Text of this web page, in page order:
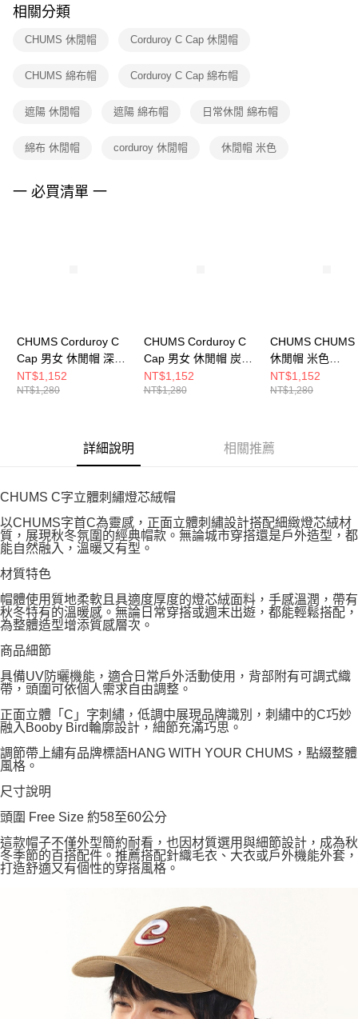
※ 交易是否成功請以「AFTEE先享後付 」之結帳頁面顯示為準，若有關於
是否繳費成功／繳費後需取消欲退款等相關疑問，請聯繫「AFTEE先享後付
客戶支援中心」https://netprotections.freshdesk.com/support/home
１．透過由恩沛科技股份有限公司提供之「AFTEE先享後付」服務完成之交
權轉讓予恩沛科技股份有限公司。
３．未成年的使用者請事先徵得法定代理人或監護人之同意方可使用
４．使用「AFTEE先享後付」時，將依據個別帳號之用戶狀況，依本公司即
相關分類
CHUMS 休閒帽 Corduroy C Cap 休閒帽
CHUMS 綿布帽 Corduroy C Cap 綿布帽
遮陽 休閒帽 遮陽 綿布帽 日常休閒 綿布帽
綿布 休閒帽 corduroy 休閒帽 休閒帽 米色
一 必買清單 一
CHUMS Corduroy C
Cap 男女 休閒帽 深藍
CH051449N001
NT$1,152
NT$1,280
CHUMS Corduroy C
Cap 男女 休閒帽 炭黑
色 CH051449G004
NT$1,152
NT$1,280
CHUMS CHUMS
休閒帽 米色
CH051464B001
NT$1,152
NT$1,280
詳細說明 相關推薦
CHUMS C字立體刺繡燈芯絨帽
以CHUMS字首C為靈感，正面立體刺繡設計搭配細緻燈芯絨材
質，展現秋冬氛圍的經典帽款。無論城市穿搭還是戶外造型，都
能自然融入，溫暖又有型。
材質特色
帽體使用質地柔軟且具適度厚度的燈芯絨面料，手感溫潤，帶有
秋冬特有的溫暖感。無論日常穿搭或週末出遊，都能輕鬆搭配，
為整體造型增添質感層次。
商品細節
具備UV防曬機能，適合日常戶外活動使用，背部附有可調式織
帶，頭圍可依個人需求自由調整。
正面立體「C」字刺繡，低調中展現品牌識別，刺繡中的C巧妙
融入Booby Bird輪廓設計，細節充滿巧思。
調節帶上繡有品牌標語HANG WITH YOUR CHUMS，點綴整體
風格。
尺寸說明
頭圍 Free Size 約58至60公分
這款帽子不僅外型簡約耐看，也因材質選用與細節設計，成為秋
冬季節的百搭配件。推薦搭配針織毛衣、大衣或戶外機能外套，
打造舒適又有個性的穿搭風格。